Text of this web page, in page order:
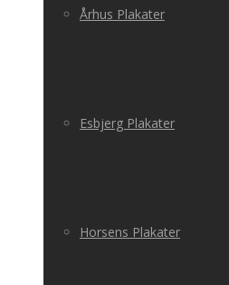
Århus Plakater
Esbjerg Plakater
Horsens Plakater